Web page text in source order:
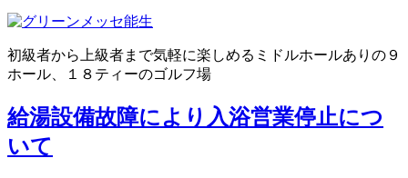
初級者から上級者まで気軽に楽しめるミドルホールありの９
ホール、１８ティーのゴルフ場
給湯設備故障により入浴営業停止につ
いて